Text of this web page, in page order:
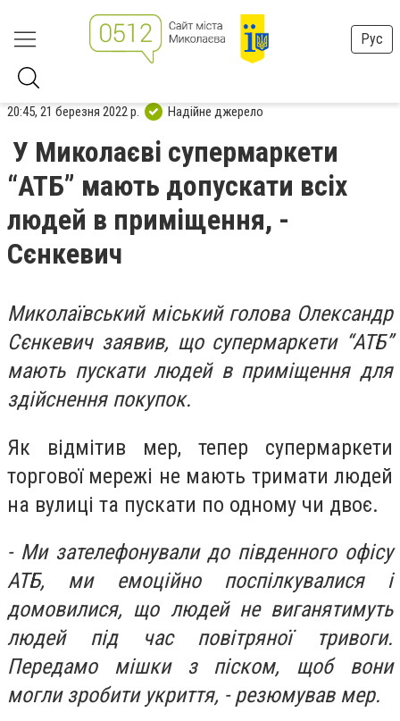
Рус
20:45, 21 березня 2022 р. Надійне джерело
У Миколаєві супермаркети
“АТБ” мають допускати всіх
людей в приміщення, -
Сєнкевич
Миколаївський міський голова Олександр
Сєнкевич заявив, що супермаркети “АТБ”
мають пускати людей в приміщення для
здійснення покупок.
Як відмітив мер, тепер супермаркети
торгової мережі не мають тримати людей
на вулиці та пускати по одному чи двоє.
- Ми зателефонували до південного офісу
АТБ, ми емоційно поспілкувалися і
домовилися, що людей не виганятимуть
людей під час повітряної тривоги.
Передамо мішки з піском, щоб вони
могли зробити укриття, - резюмував мер.